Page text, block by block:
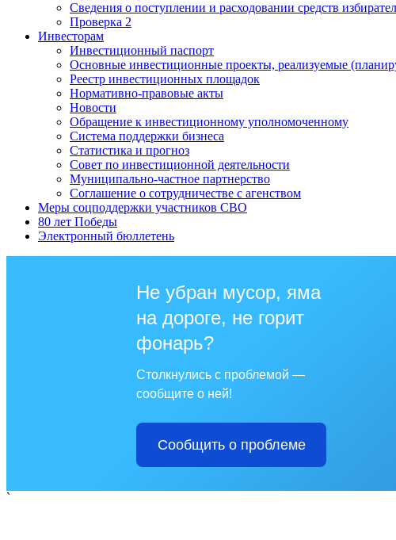
Сведения о поступлении и расходовании средств
Проверка 2
Инвесторам
Инвестиционный паспорт
Основные инвестиционные проекты, реализуемые
Реестр инвестиционных площадок
Нормативно-правовые акты
Новости
Обращение к инвестиционному уполномоченному
Система поддержки бизнеса
Статистика и прогноз
Совет по инвестиционной деятельности
Муниципально-частное партнерство
Соглашение о сотрудничестве с агенством
Меры соцподдержки участников СВО
80 лет Победы
Электронный бюллетень
Не убран мусор, яма
на дороге, не горит
фонарь?
Столкнулись с проблемой —
сообщите о ней!
Сообщить о проблеме
`